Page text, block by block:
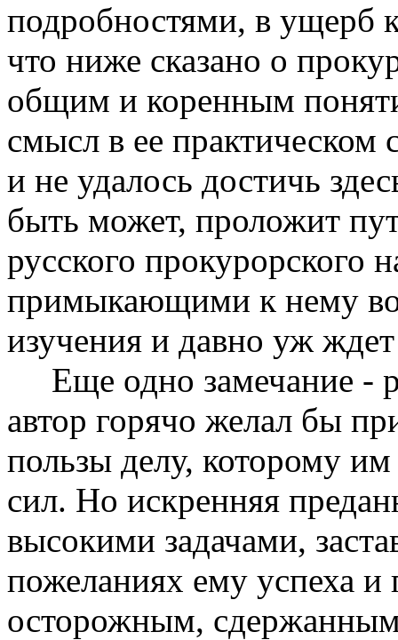
подробностями, в ущерб
что ниже сказано о
общим и коренным
смысл в ее практическом
и не удалось достичь
быть может, проложит
русского прокурорского
примыкающими к нему
изучения и давно уж ждет
Еще одно замечание -
автор горячо желал бы
пользы делу, которому
сил. Но искренняя
высокими задачами,
пожеланиях ему успеха и
осторожным,